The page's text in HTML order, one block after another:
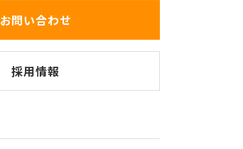
お問い合わせ
採用情報